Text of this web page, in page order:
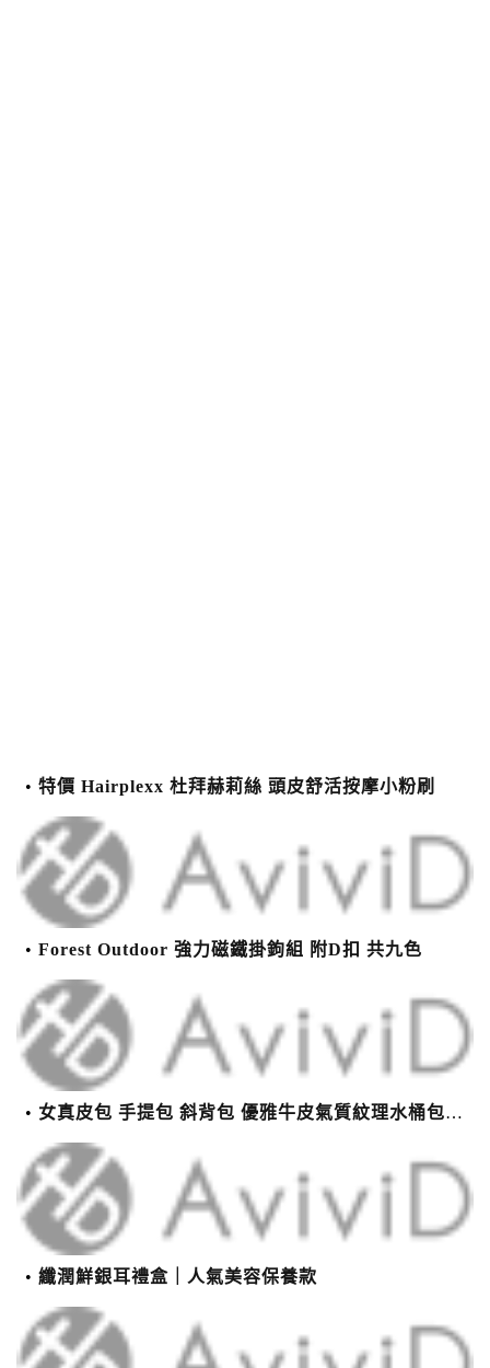
特價 Hairplexx 杜拜赫莉絲 頭皮舒活按摩小粉刷
Forest Outdoor 強力磁鐵掛鉤組 附D扣 共九色
女真皮包 手提包 斜背包 優雅牛皮氣質紋理水桶包(2色)【XBO7950112】＊艾美時尚(現+預)
纖潤鮮銀耳禮盒｜人氣美容保養款